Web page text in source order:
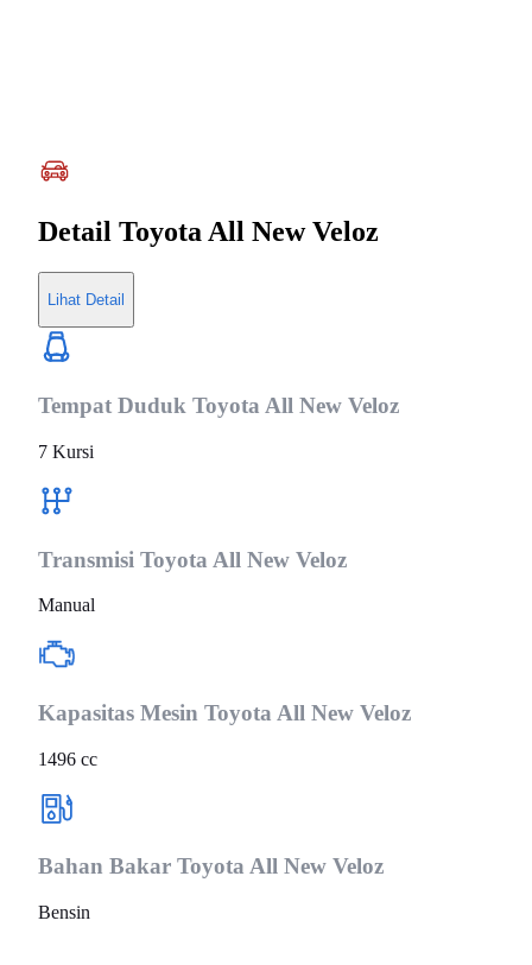
Detail Toyota All New Veloz
Lihat Detail
Tempat Duduk Toyota All New Veloz
7 Kursi
Transmisi Toyota All New Veloz
Manual
Kapasitas Mesin Toyota All New Veloz
1496 cc
Bahan Bakar Toyota All New Veloz
Bensin